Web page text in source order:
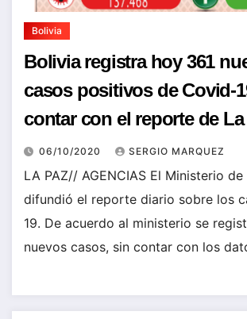
Bolivia
Bolivia registra hoy 361
casos positivos de Covid-
contar con el reporte de La
06/10/2020 SERGIO MARQUEZ
LA PAZ// AGENCIAS El Ministerio de
difundió el reporte diario sobre los
19. De acuerdo al ministerio se
nuevos casos, sin contar con los